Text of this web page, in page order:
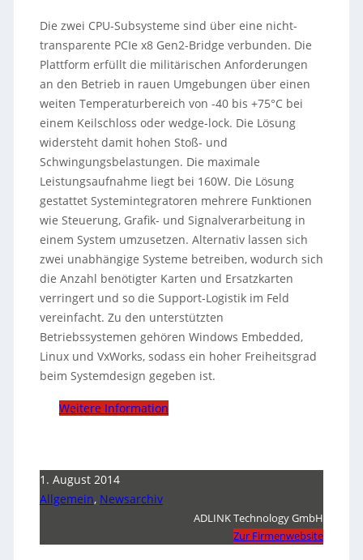
Die zwei CPU-Subsysteme sind über eine nicht-
transparente PCIe x8 Gen2-Bridge verbunden. Die
Plattform erfüllt die militärischen Anforderungen
an den Betrieb in rauen Umgebungen über einen
weiten Temperaturbereich von -40 bis +75°C bei
einem Keilschloss oder wedge-lock. Die Lösung
widersteht damit hohen Stoß- und
Schwingungsbelastungen. Die maximale
Leistungsaufnahme liegt bei 160W. Die Lösung
gestattet Systemintegratoren mehrere Funktionen
wie Steuerung, Grafik- und Signalverarbeitung in
einem System umzusetzen. Alternativ lassen sich
zwei unabhängige Systeme betreiben, wodurch sich
die Anzahl benötigter Karten und Ersatzkarten
verringert und so die Support-Logistik im Feld
vereinfacht. Zu den unterstützten
Betriebssystemen gehören Windows Embedded,
Linux und VxWorks, sodass ein hoher Freiheitsgrad
beim Systemdesign gegeben ist.
Weitere Information
1. August 2014
Allgemein, Newsarchiv
ADLINK Technology GmbH
Zur Firmenwebsite